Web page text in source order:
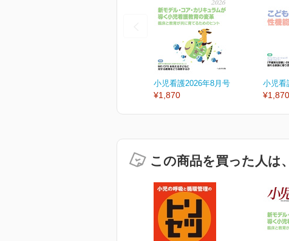
小児看護2026年8月号
¥1,870
小児看
¥1,870
この商品を買った人は